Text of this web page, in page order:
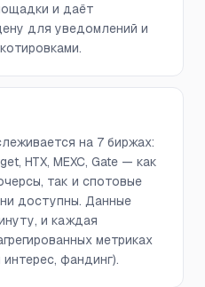
и даёт
для уведомлений и
на 7 биржах:
HTX, MEXC, Gate — как
так и спотовые
доступны. Данные
и каждая
метриках
фандинг).